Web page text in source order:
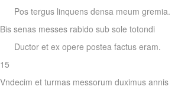
Pos tergus linquens densa meum gremia.
Bis senas messes rabido sub sole totondi
Ductor et ex opere postea factus eram.
15
Vndecim et turmas messorum duximus annis